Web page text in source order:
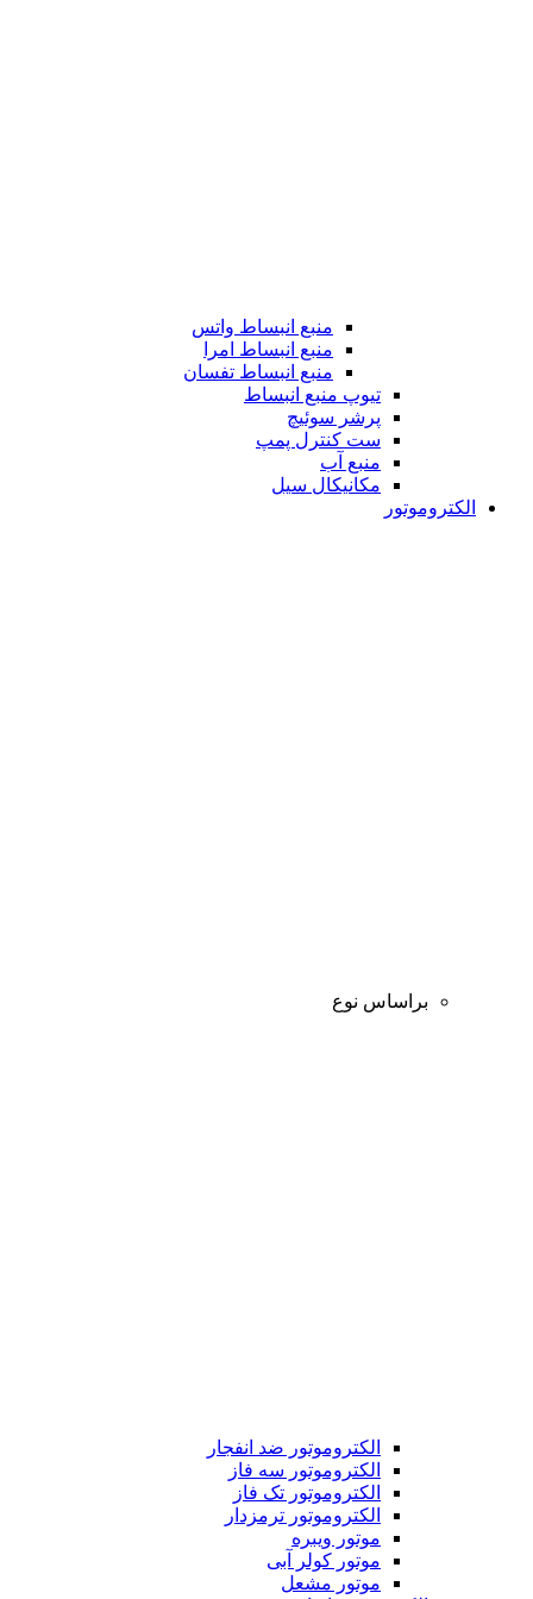
منبع انبساط واتس
منبع انبساط امرا
منبع انبساط تفسان
تیوپ منبع انبساط
پرشر سوئیچ
ست کنترل پمپ
منبع آب
مکانیکال سیل
الکتروموتور
براساس نوع
الکتروموتور ضد انفجار
الکتروموتور سه فاز
الکتروموتور تک فاز
الکتروموتور ترمزدار
موتور ویبره
موتور کولر آبی
موتور مشعل